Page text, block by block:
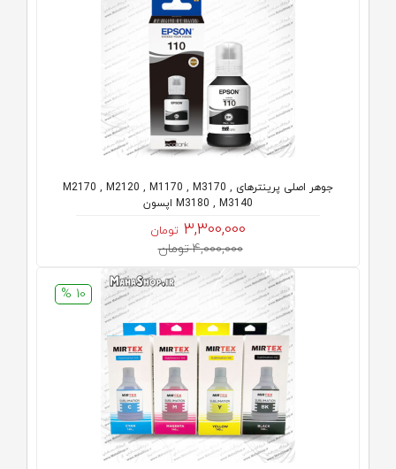
جوهر اصلی پرینترهای M2170 , M2120 , M1170 , M3170 ,
M3180 , M3140 اپسون
3,300,000 تومان
4,000,000 تومان
10 %